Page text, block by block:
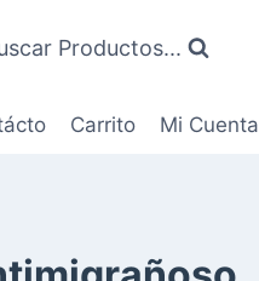
Productos...
Carrito Mi Cuenta